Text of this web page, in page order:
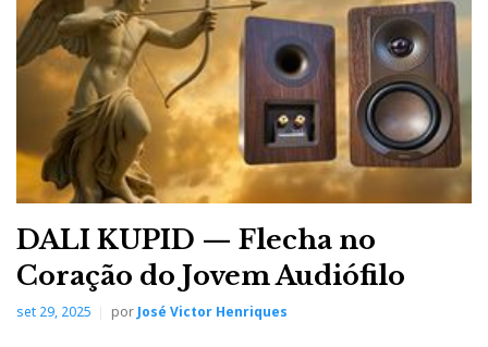
DALI KUPID — Flecha no
Coração do Jovem Audiófilo
set 29, 2025 porJosé Victor Henriques